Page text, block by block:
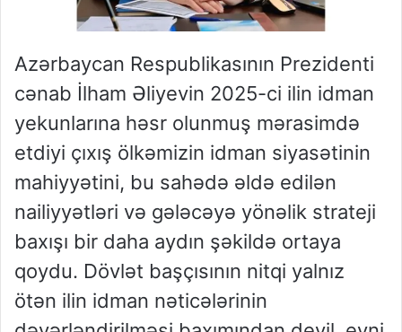
Azərbaycan Respublikasının Prezidenti
cənab İlham Əliyevin 2025-ci ilin idman
yekunlarına həsr olunmuş mərasimdə
etdiyi çıxış ölkəmizin idman siyasətinin
mahiyyətini, bu sahədə əldə edilən
nailiyyətləri və gələcəyə yönəlik strateji
baxışı bir daha aydın şəkildə ortaya
qoydu. Dövlət başçısının nitqi yalnız
ötən ilin idman nəticələrinin